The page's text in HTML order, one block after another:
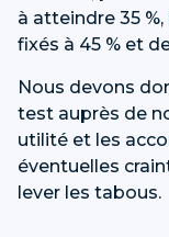
à atteindre 35
fixés à 45 % et
Nous devons
test auprès de
utilité et les
éventuelles
lever les tabous.